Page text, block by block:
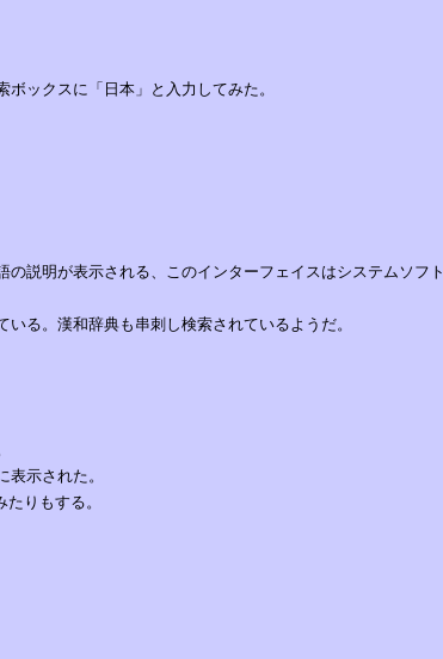
ックスに「日本」と入力してみた。
説明が表示される、このインターフェイスはシステムソフト
る。漢和辞典も串刺し検索されているようだ。
示された。
りもする。